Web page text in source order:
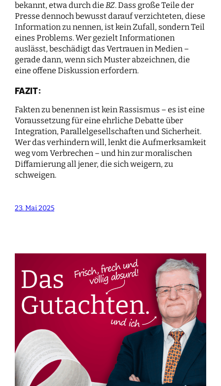
bekannt, etwa durch die BZ. Dass große Teile der
Presse dennoch bewusst darauf verzichteten, diese
Information zu nennen, ist kein Zufall, sondern Teil
eines Problems. Wer gezielt Informationen
auslässt, beschädigt das Vertrauen in Medien –
gerade dann, wenn sich Muster abzeichnen, die
eine offene Diskussion erfordern.
FAZIT:
Fakten zu benennen ist kein Rassismus – es ist eine
Voraussetzung für eine ehrliche Debatte über
Integration, Parallelgesellschaften und Sicherheit.
Wer das verhindern will, lenkt die Aufmerksamkeit
weg vom Verbrechen – und hin zur moralischen
Diffamierung all jener, die sich weigern, zu
schweigen.
23. Mai 2025